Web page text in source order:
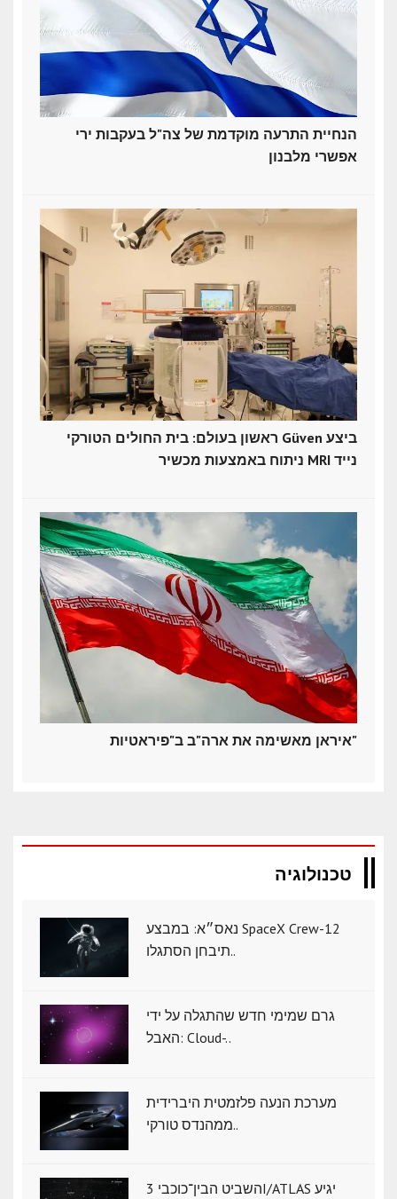
הנחיית התרעה מוקדמת של צה"ל בעקבות ירי
אפשרי מלבנון
ראשון בעולם: בית החולים הטורקי Güven ביצע
ניתוח באמצעות מכשיר MRI נייד
איראן מאשימה את ארה"ב ב"פיראטיות"
טכנולוגיה
נאס״א: במבצע SpaceX Crew-12
תיבחן הסתגלו..
גרם שמימי חדש שהתגלה על ידי
האבל: Cloud-..
מערכת הנעה פלזמטית היברידית
ממהנדס טורקי..
השביט הבין־כוכבי 3I/ATLAS יגיע